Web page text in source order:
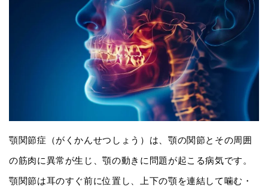
顎関節症（がくかんせつしょう）は、顎の関節とその周囲
の筋肉に異常が生じ、顎の動きに問題が起こる病気です。
顎関節は耳のすぐ前に位置し、上下の顎を連結して噛む・